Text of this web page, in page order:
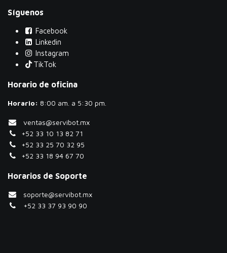
Síguenos
Facebook
Linkedin
Instagram
TikTok
Horario de oficina
Horario: ​8:00 am. a 5:30 pm.
ventas@servibot.mx
+52 33 10 13 82 71
+52 33 25 70 32 95
+52 33 18 94 67 70
Horarios de Soporte
soporte@servibot.mx
+52 33 37 93 90 90